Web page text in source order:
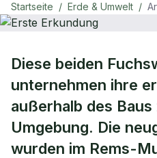
Startseite / Erde & Umwelt /
Erste Erkundung
Diese beiden
unternehmen ihre
außerhalb des
Umgebung. Die
wurden im Rems-